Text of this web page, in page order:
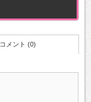
コメント (0)